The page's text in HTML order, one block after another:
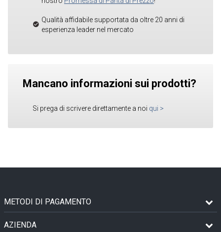
Qualità affidabile supportata da oltre 20 anni di
esperienza leader nel mercato
Mancano informazioni sui prodotti?
Si prega di scrivere direttamente a noi qui >
METODI DI PAGAMENTO
AZIENDA